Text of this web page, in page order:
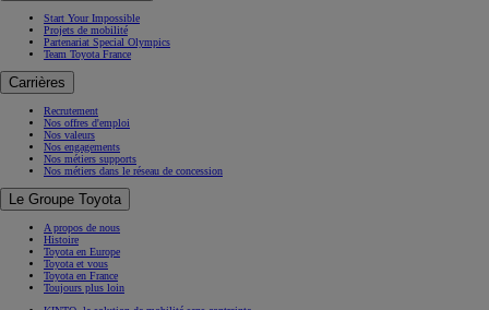
Start Your Impossible
Projets de mobilité
Partenariat Special Olympics
Team Toyota France
Carrières
Recrutement
Nos offres d'emploi
Nos valeurs
Nos engagements
Nos métiers supports
Nos métiers dans le réseau de concession
Le Groupe Toyota
A propos de nous
Histoire
Toyota en Europe
Toyota et vous
Toyota en France
Toujours plus loin